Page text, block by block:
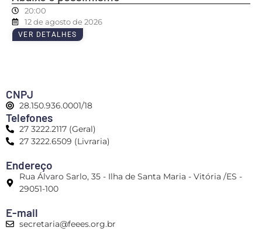
20:00
12 de agosto de 2026
VER DETALHES
CNPJ
28.150.936.0001/18
Telefones
27 3222.2117 (Geral)
27 3222.6509 (Livraria)
Endereço
Rua Álvaro Sarlo, 35 - Ilha de Santa Maria - Vitória /ES -
29051-100
E-mail
secretaria@feees.org.br